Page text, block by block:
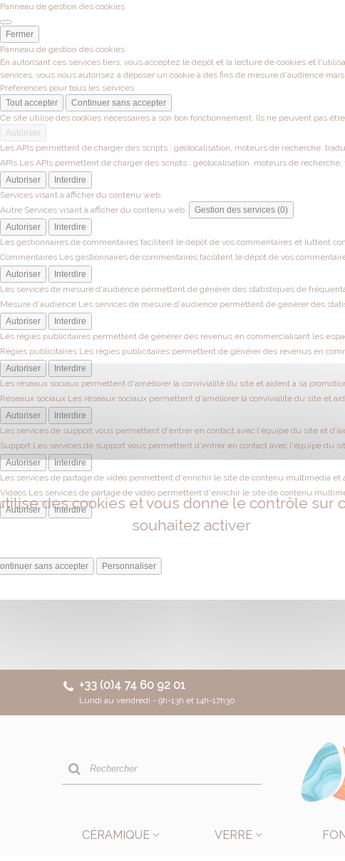
Panneau de gestion des cookies
Fermer
Panneau de gestion des cookies
En autorisant ces services tiers, vous acceptez le dépôt et la lecture de cookies et
services, vous nous autorisez à déposer un cookie à des fins de mesure d'audience
Préférences pour tous les services
Tout accepter
Continuer sans accepter
Ce site utilise des cookies nécessaires à son bon fonctionnement. Ils ne peuvent pas
Autoriser
Les APIs permettent de charger des scripts : géolocalisation, moteurs de recherche,
APIs Les APIs permettent de charger des scripts : géolocalisation, moteurs de recherche,
Autoriser
Interdire
Services visant à afficher du contenu web.
Autre Services visant à afficher du contenu web.
Gestion des services (0)
Autoriser
Interdire
Les gestionnaires de commentaires facilitent le dépôt de vos commentaires et luttent
Commentaires Les gestionnaires de commentaires facilitent le dépôt de vos
Autoriser
Interdire
Les services de mesure d'audience permettent de générer des statistiques de
Mesure d'audience Les services de mesure d'audience permettent de générer des
Autoriser
Interdire
Les régies publicitaires permettent de générer des revenus en commercialisant les
Régies publicitaires Les régies publicitaires permettent de générer des revenus en
Autoriser
Interdire
Les réseaux sociaux permettent d'améliorer la convivialité du site et aident à sa
Réseaux sociaux Les réseaux sociaux permettent d'améliorer la convivialité du site et
Autoriser
Interdire
Les services de support vous permettent d'entrer en contact avec l'équipe du site et
Support Les services de support vous permettent d'entrer en contact avec l'équipe du
Autoriser
Interdire
Les services de partage de vidéo permettent d'enrichir le site de contenu multimédia et
Vidéos Les services de partage de vidéo permettent d'enrichir le site de contenu
Autoriser
Interdire
des cookies et vous donne le contrôle sur
souhaitez activer
sans accepter Personnaliser
+33 (0)4 74 60 92 01
Lundi au vendredi - 9h-13h et 14h-17h30
CÉRAMIQUE VERRE